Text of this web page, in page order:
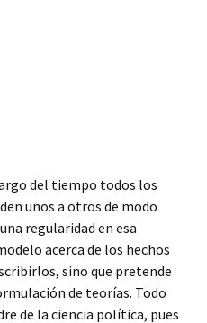
del tiempo todos los
unos a otros de modo
regularidad en esa
acerca de los hechos
sino que pretende
de teorías. Todo
de la ciencia política, pues